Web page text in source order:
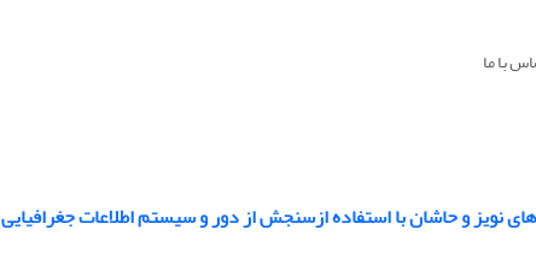
با ما
و حاشان با استفاده ازسنجش از دور و سیستم اطلاعات جغرافیایی